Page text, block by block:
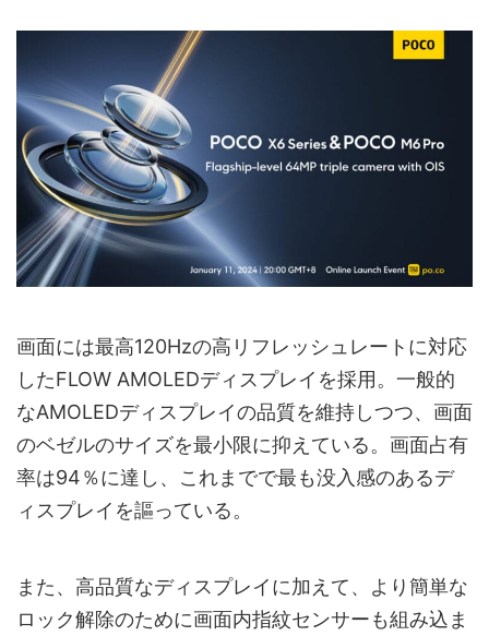
画面には最高120Hzの高リフレッシュレートに対応
したFLOW AMOLEDディスプレイを採用。一般的
なAMOLEDディスプレイの品質を維持しつつ、画面
のベゼルのサイズを最小限に抑えている。画面占有
率は94％に達し、これまでで最も没入感のあるデ
ィスプレイを謳っている。
また、高品質なディスプレイに加えて、より簡単な
ロック解除のために画面内指紋センサーも組み込ま